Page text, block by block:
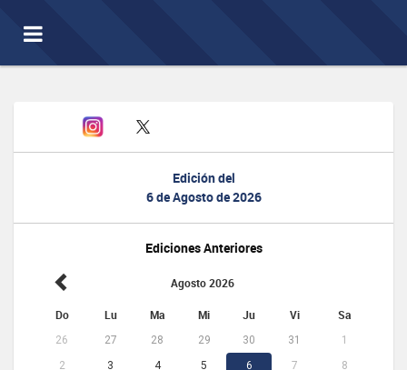
Toggle
navigation
Edición del
6 de Agosto de 2026
Ediciones Anteriores
Agosto 2026
Do Lu Ma Mi Ju Vi Sa
26 27 28 29 30 31
1
2
3 4 5 6 7
8